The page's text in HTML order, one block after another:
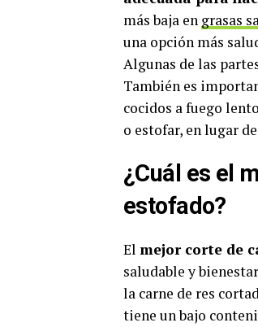
más baja en grasas
una opción más
Algunas de las
También es
cocidos a fuego
o estofar, en lugar
¿Cuál es el
estofado?
El mejor corte de
saludable y
la carne de res
tiene un bajo